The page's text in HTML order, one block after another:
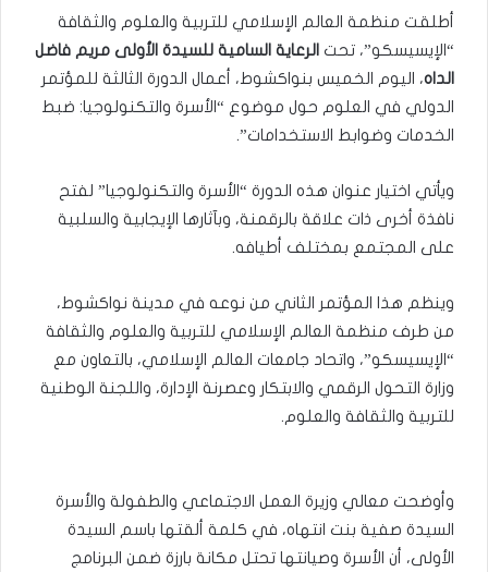
أطلقت منظمة العالم الإسلامي للتربية والعلوم والثقافة
“الإيسيسكو”، تحت الرعاية السامية للسيدة الأولى مريم فاضل
الداه، اليوم الخميس بنواكشوط، أعمال الدورة الثالثة للمؤتمر
الدولي في العلوم حول موضوع “الأسرة والتكنولوجيا: ضبط
الخدمات وضوابط الاستخدامات”.
ويأتي اختيار عنوان هذه الدورة “الأسرة والتكنولوجيا” لفتح
نافذة أخرى ذات علاقة بالرقمنة، وبآثارها الإيجابية والسلبية
على المجتمع بمختلف أطيافه.
وينظم هذا المؤتمر الثاني من نوعه في مدينة نواكشوط،
من طرف منظمة العالم الإسلامي للتربية والعلوم والثقافة
“الإيسيسكو”، واتحاد جامعات العالم الإسلامي، بالتعاون مع
وزارة التحول الرقمي والابتكار وعصرنة الإدارة، واللجنة الوطنية
للتربية والثقافة والعلوم.
وأوضحت معالي وزيرة العمل الاجتماعي والطفولة والأسرة
السيدة صفية بنت انتهاه، في كلمة ألقتها باسم السيدة
الأولى، أن الأسرة وصيانتها تحتل مكانة بارزة ضمن البرنامج